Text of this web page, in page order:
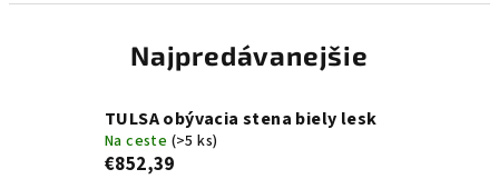
Najpredávanejšie
TULSA obývacia stena biely lesk
Na ceste (>5 ks)
€852,39